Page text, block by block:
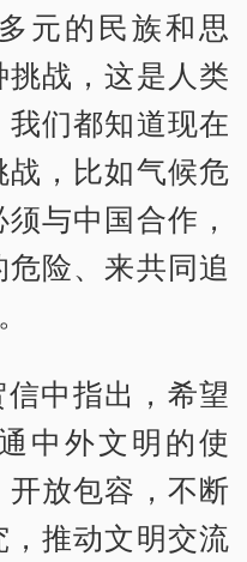
元的民族和思
战，这是人类
们都知道现在
，比如气候危
与中国合作，
险、来共同追
中指出，希望
中外文明的使
放包容，不断
推动文明交流